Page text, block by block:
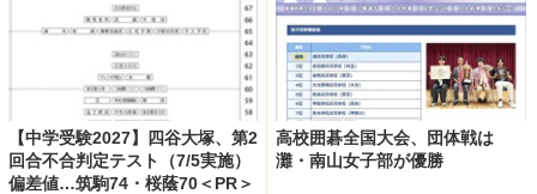
【中学受験2027】四谷大塚、第2
回合不合判定テスト（7/5実施）
偏差値…筑駒74・桜蔭70＜PR＞
高校囲碁全国大会、団体戦は
灘・南山女子部が優勝